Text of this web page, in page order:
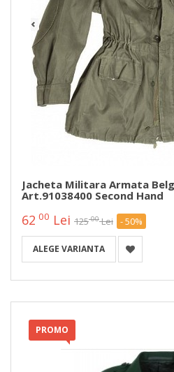
Jacheta Militara Armata
Art.91038400 Second Hand
62 00 Lei 12500 Lei - 50%
ALEGE VARIANTA
PROMO